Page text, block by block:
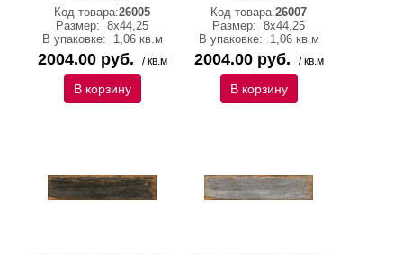
Код товара:26005
Размер: 8x44,25
В упаковке:
1,06 кв.м
2004.00 руб. / кв.м
В корзину
Код товара:26007
Размер: 8x44,25
В упаковке:
1,06 кв.м
2004.00 руб. / кв.м
В корзину